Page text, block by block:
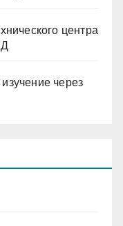
центра
через